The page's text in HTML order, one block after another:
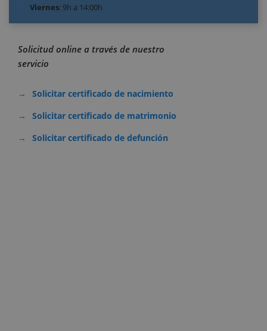
Viernes: 9h a 14:00h
Solicitud online a través de nuestro
servicio
Solicitar certificado de nacimiento
Solicitar certificado de matrimonio
Solicitar certificado de defunción